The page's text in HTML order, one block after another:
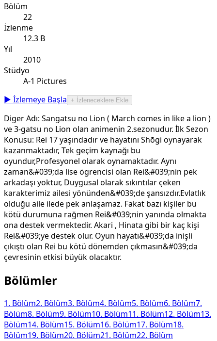
Bölüm
22
İzlenme
12.3 B
Yıl
2010
Stüdyo
A-1 Pictures
▶ İzlemeye Başla
+ İzleneceklere Ekle
Diger Adı: Sangatsu no Lion ( March comes in like a lion )
ve 3-gatsu no Lion olan animenin 2.sezonudur. İlk Sezon
Konusu: Rei 17 yaşındadır ve hayatını Shōgi oynayarak
kazanmaktadır, Tek geçim kaynağı bu
oyundur,Profesyonel olarak oynamaktadır. Aynı
zaman&#039;da lise ögrencisi olan Rei&#039;nin pek
arkadaşı yoktur, Duygusal olarak sıkıntılar çeken
karakterimiz ailesi yönünden&#039;de şansızdır.Evlatlık
olduğu aile ilede pek anlaşamaz. Fakat bazı kişiler bu
kötü durumuna rağmen Rei&#039;nin yanında olmakta
ona destek vermektedir. Akari , Hinata gibi bir kaç kişi
Rei&#039;ye destek olur. Oyun hayatı&#039;da inişli
çıkıştı olan Rei bu kötü dönemden çıkmasın&#039;da
çevresinin etkisi büyük olacaktır.
Bölümler
1. Bölüm2. Bölüm3. Bölüm4. Bölüm5. Bölüm6. Bölüm7.
Bölüm8. Bölüm9. Bölüm10. Bölüm11. Bölüm12. Bölüm13.
Bölüm14. Bölüm15. Bölüm16. Bölüm17. Bölüm18.
Bölüm19. Bölüm20. Bölüm21. Bölüm22. Bölüm